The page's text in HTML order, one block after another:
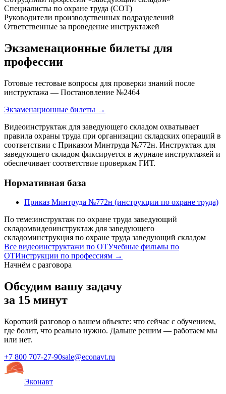
Специалисты по охране труда (СОТ)
Руководители производственных подразделений
Ответственные за проведение инструктажей
Экзаменационные билеты для
профессии
Готовые тестовые вопросы для проверки знаний после
инструктажа — Постановление №2464
Экзаменационные билеты →
Видеоинструктаж для заведующего складом охватывает
правила охраны труда при организации складских операций в
соответствии с Приказом Минтруда №772н. Инструктаж для
заведующего складом фиксируется в журнале инструктажей и
обеспечивает соответствие проверкам ГИТ.
Нормативная база
Приказ Минтруда №772н (инструкции по охране труда)
По теме:инструктаж по охране труда заведующий
складомвидеоинструктаж для заведующего
складоминструкция по охране труда заведующий складом
Все видеоинструктажи по ОТУчебные фильмы по
ОТИнструкции по профессиям →
Начнём с разговора
Обсудим вашу задачу
за 15 минут
Короткий разговор о вашем объекте: что сейчас с обучением,
где болит, что реально нужно. Дальше решим — работаем мы
или нет.
+7 800 707-27-90sale@econavt.ru
Эконавт